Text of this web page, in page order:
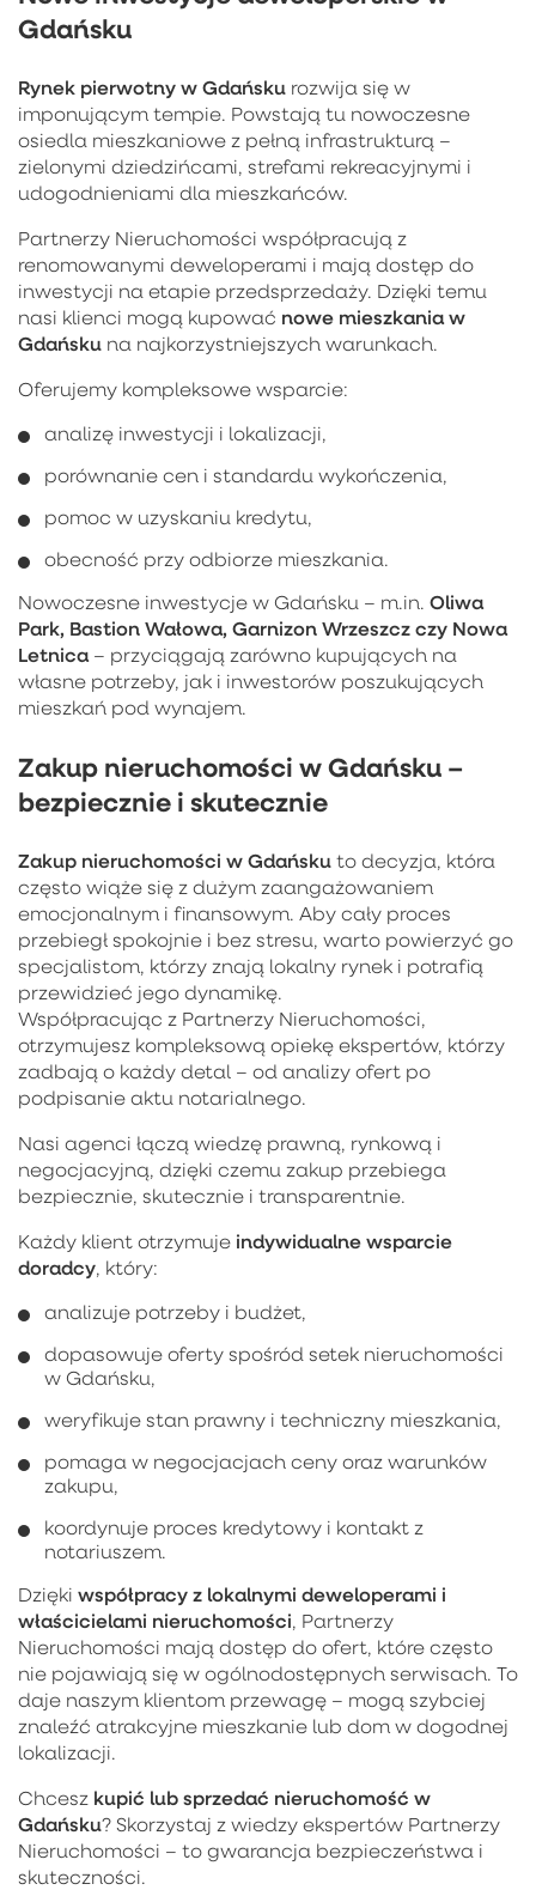
Gdańsku
Rynek pierwotny w Gdańsku rozwija się w
imponującym tempie. Powstają tu nowoczesne
osiedla mieszkaniowe z pełną infrastrukturą –
zielonymi dziedzińcami, strefami rekreacyjnymi i
udogodnieniami dla mieszkańców.
Partnerzy Nieruchomości współpracują z
renomowanymi deweloperami i mają dostęp do
inwestycji na etapie przedsprzedaży. Dzięki temu
nasi klienci mogą kupować nowe mieszkania w
Gdańsku na najkorzystniejszych warunkach.
Oferujemy kompleksowe wsparcie:
analizę inwestycji i lokalizacji,
porównanie cen i standardu wykończenia,
pomoc w uzyskaniu kredytu,
obecność przy odbiorze mieszkania.
Nowoczesne inwestycje w Gdańsku – m.in. Oliwa
Park, Bastion Wałowa, Garnizon Wrzeszcz czy Nowa
Letnica – przyciągają zarówno kupujących na
własne potrzeby, jak i inwestorów poszukujących
mieszkań pod wynajem.
Zakup nieruchomości w Gdańsku –
bezpiecznie i skutecznie
Zakup nieruchomości w Gdańsku to decyzja, która
często wiąże się z dużym zaangażowaniem
emocjonalnym i finansowym. Aby cały proces
przebiegł spokojnie i bez stresu, warto powierzyć go
specjalistom, którzy znają lokalny rynek i potrafią
przewidzieć jego dynamikę.
Współpracując z Partnerzy Nieruchomości,
otrzymujesz kompleksową opiekę ekspertów, którzy
zadbają o każdy detal – od analizy ofert po
podpisanie aktu notarialnego.
Nasi agenci łączą wiedzę prawną, rynkową i
negocjacyjną, dzięki czemu zakup przebiega
bezpiecznie, skutecznie i transparentnie.
Każdy klient otrzymuje indywidualne wsparcie
doradcy, który:
analizuje potrzeby i budżet,
dopasowuje oferty spośród setek nieruchomości
w Gdańsku,
weryfikuje stan prawny i techniczny mieszkania,
pomaga w negocjacjach ceny oraz warunków
zakupu,
koordynuje proces kredytowy i kontakt z
notariuszem.
Dzięki współpracy z lokalnymi deweloperami i
właścicielami nieruchomości, Partnerzy
Nieruchomości mają dostęp do ofert, które często
nie pojawiają się w ogólnodostępnych serwisach. To
daje naszym klientom przewagę – mogą szybciej
znaleźć atrakcyjne mieszkanie lub dom w dogodnej
lokalizacji.
Chcesz kupić lub sprzedać nieruchomość w
Gdańsku? Skorzystaj z wiedzy ekspertów Partnerzy
Nieruchomości – to gwarancja bezpieczeństwa i
skuteczności.